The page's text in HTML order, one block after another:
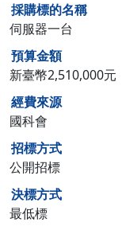
採購標的名稱
伺服器一台
預算金額
新臺幣2,510,000元
經費來源
國科會
招標方式
公開招標
決標方式
最低標